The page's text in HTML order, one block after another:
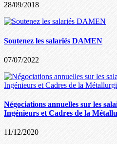
28/09/2018
Soutenez les salariés DAMEN
07/07/2022
Négociations annuelles sur les
Ingénieurs et Cadres de la
11/12/2020